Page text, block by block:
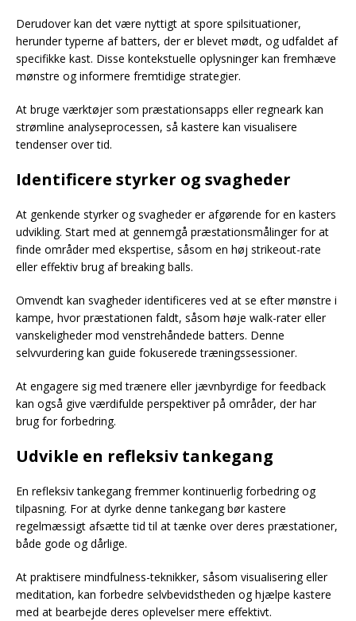
Derudover kan det være nyttigt at spore spilsituationer,
herunder typerne af batters, der er blevet mødt, og udfaldet af
specifikke kast. Disse kontekstuelle oplysninger kan fremhæve
mønstre og informere fremtidige strategier.
At bruge værktøjer som præstationsapps eller regneark kan
strømline analyseprocessen, så kastere kan visualisere
tendenser over tid.
Identificere styrker og svagheder
At genkende styrker og svagheder er afgørende for en kasters
udvikling. Start med at gennemgå præstationsmålinger for at
finde områder med ekspertise, såsom en høj strikeout-rate
eller effektiv brug af breaking balls.
Omvendt kan svagheder identificeres ved at se efter mønstre i
kampe, hvor præstationen faldt, såsom høje walk-rater eller
vanskeligheder mod venstrehåndede batters. Denne
selvvurdering kan guide fokuserede træningssessioner.
At engagere sig med trænere eller jævnbyrdige for feedback
kan også give værdifulde perspektiver på områder, der har
brug for forbedring.
Udvikle en refleksiv tankegang
En refleksiv tankegang fremmer kontinuerlig forbedring og
tilpasning. For at dyrke denne tankegang bør kastere
regelmæssigt afsætte tid til at tænke over deres præstationer,
både gode og dårlige.
At praktisere mindfulness-teknikker, såsom visualisering eller
meditation, kan forbedre selvbevidstheden og hjælpe kastere
med at bearbejde deres oplevelser mere effektivt.